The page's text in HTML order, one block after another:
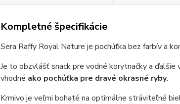
Kompletné špecifikácie
Sera Raffy Royal Nature je pochúťka bez farbív a
Je to obzvlášť snack pre vodné korytnačky a ďalšie
vhodné ako pochúťka pre dravé okrasné ryby.
Krmivo je veľmi bohaté na optimálne stráviteľné